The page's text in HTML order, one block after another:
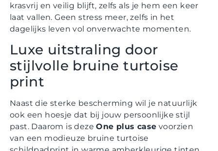
krasvrij en veilig blijft, zelfs als je hem een keer
laat vallen. Geen stress meer, zelfs in het
dagelijks leven vol onverwachte momenten.
Luxe uitstraling door
stijlvolle bruine turtoise
print
Naast die sterke bescherming wil je natuurlijk
ook een hoesje dat bij jouw persoonlijke stijl
past. Daarom is dezeOne plus case voorzien
van een modieuze bruine turtoise